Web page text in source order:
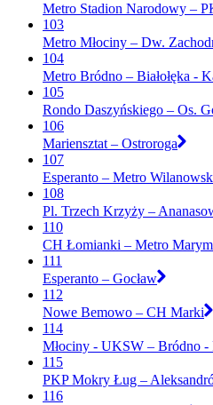
Metro Stadion Narodowy –
103
Metro Młociny – Dw.
104
Metro Bródno – Białołęka -
105
Rondo Daszyńskiego – Os.
106
Mariensztat – Ostroroga
107
Esperanto – Metro
108
Pl. Trzech Krzyży –
110
CH Łomianki – Metro
111
Esperanto – Gocław
112
Nowe Bemowo – CH Marki
114
Młociny - UKSW – Bródno -
115
PKP Mokry Ług –
116